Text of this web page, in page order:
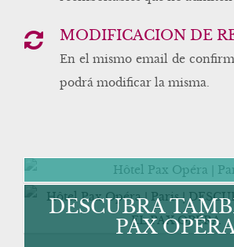
MODIFICACIÓN DE
En el mismo email de
podrá modificar la misma.
DESCUBRA
PAX